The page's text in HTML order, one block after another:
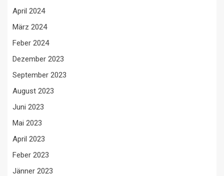
April 2024
März 2024
Feber 2024
Dezember 2023
September 2023
August 2023
Juni 2023
Mai 2023
April 2023
Feber 2023
Jänner 2023